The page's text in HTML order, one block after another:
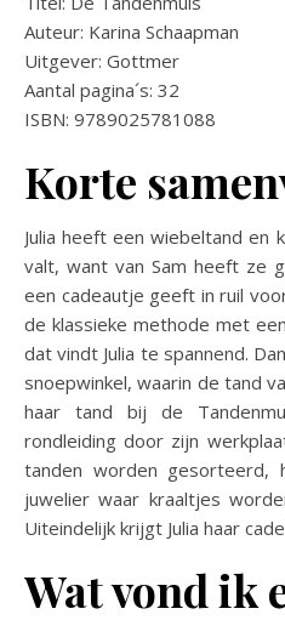
Auteur: Karina Schaapman
Uitgever: Gottmer
Aantal pagina´s: 32
ISBN: 9789025781088
Korte
Julia heeft een wiebeltand en
valt, want van Sam heeft ze
een cadeautje geeft in ruil
de klassieke methode met
dat vindt Julia te spannend.
snoepwinkel, waarin de tand
haar tand bij de
rondleiding door zijn
tanden worden gesorteerd,
juwelier waar kraaltjes
Uiteindelijk krijgt Julia haar
Wat vond ik